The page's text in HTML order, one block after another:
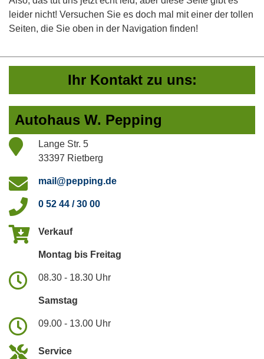
leider nicht! Versuchen Sie es doch mal mit einer der tollen
Seiten, die Sie oben in der Navigation finden!
Ihr Kontakt zu uns:
Autohaus W. Pepping
Lange Str. 5
33397 Rietberg
mail@pepping.de
0 52 44 / 30 00
Verkauf
Montag bis Freitag
08.30 - 18.30 Uhr
Samstag
09.00 - 13.00 Uhr
Service